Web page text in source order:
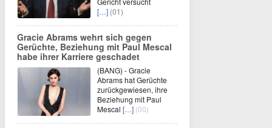
[…] (01)
Gracie Abrams wehrt sich gegen
Gerüchte, Beziehung mit Paul Mescal
habe ihrer Karriere geschadet
(BANG) - Gracie
Abrams hat Gerüchte
zurückgewiesen, ihre
Beziehung mit Paul
Mescal […] (00)